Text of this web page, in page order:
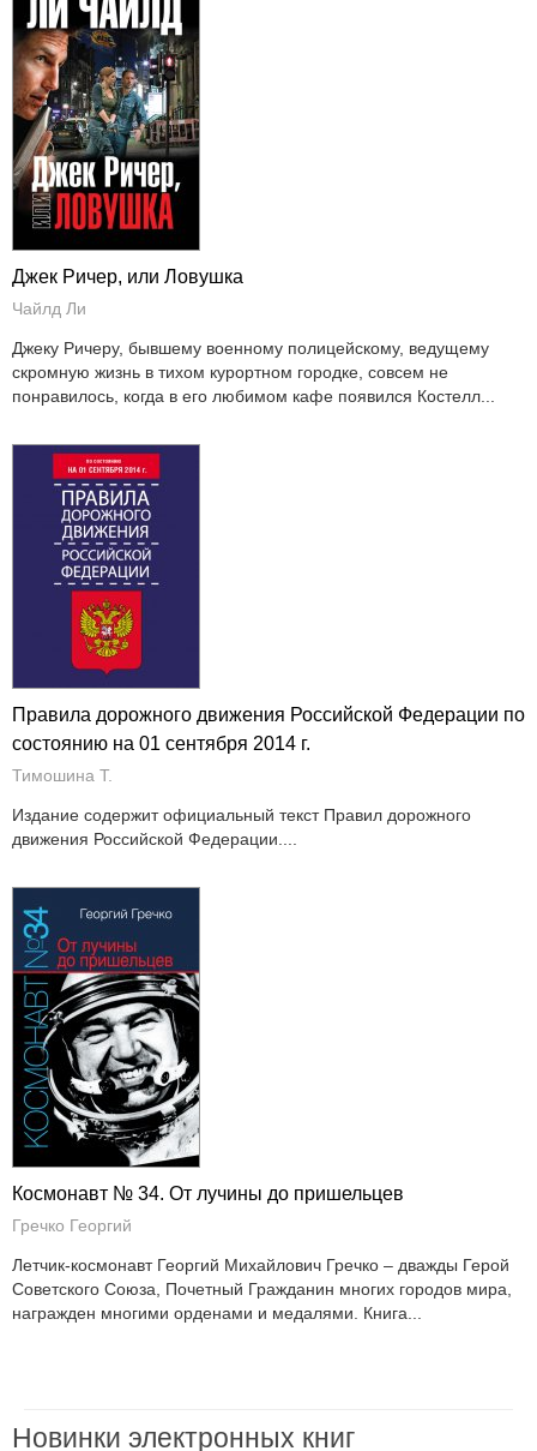
Джек Ричер, или Ловушка
Чайлд Ли
Джеку Ричеру, бывшему военному полицейскому, ведущему
скромную жизнь в тихом курортном городке, совсем не
понравилось, когда в его любимом кафе появился Костелл...
Правила дорожного движения Российской Федерации по
состоянию на 01 сентября 2014 г.
Тимошина Т.
Издание содержит официальный текст Правил дорожного
движения Российской Федерации....
Космонавт № 34. От лучины до пришельцев
Гречко Георгий
Летчик-космонавт Георгий Михайлович Гречко – дважды Герой
Советского Союза, Почетный Гражданин многих городов мира,
награжден многими орденами и медалями. Книга...
Новинки электронных книг